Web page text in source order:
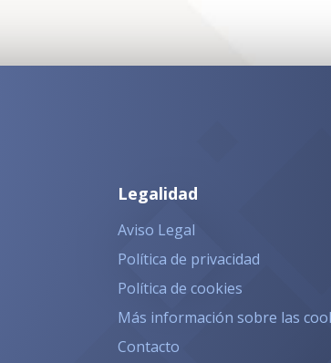
Legalidad
Aviso Legal
Política de privacidad
Política de cookies
Más información sobre las
Contacto